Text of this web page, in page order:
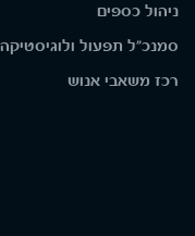
ניהול כספים
סמנכ"ל תפעול ולוגיסטיקה
רכז משאבי אנוש